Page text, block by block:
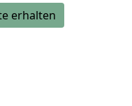
erhalten